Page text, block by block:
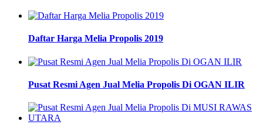
Daftar Harga Melia Propolis 2019
Pusat Resmi Agen Jual Melia Propolis Di OGAN ILIR